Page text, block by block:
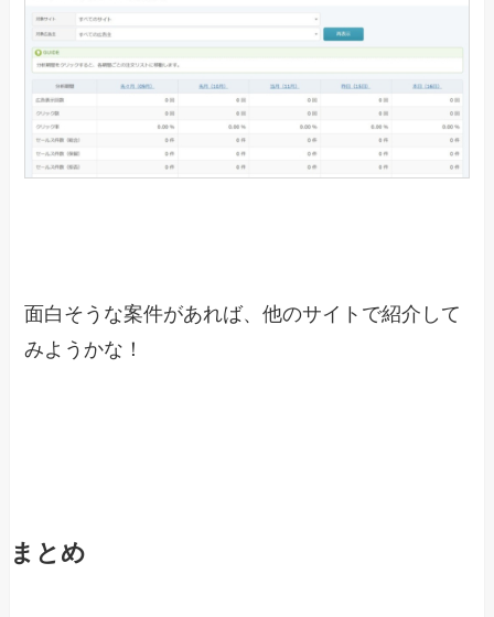
面白そうな案件があれば、他のサイトで紹介して
みようかな！
まとめ